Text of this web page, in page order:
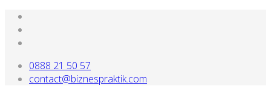
0888 21 50 57
contact@biznespraktik.com